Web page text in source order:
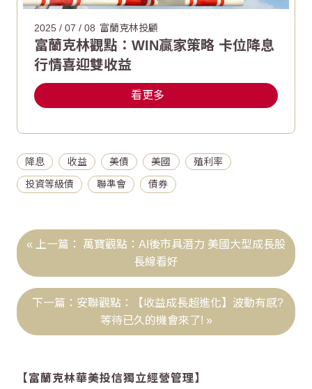
2025 / 07 / 08 富蘭克林投顧
富蘭克林觀點：WIN贏家策略 卡位降息
行情喜迎雙收益
看更多
降息 收益 美債 美國 殖利率
投資等級債 聯準會 債券
萬寶觀點：AI後市具潛力 美國大型成長股
長線看好
安聯觀點：【收益成長超進化】波動有感?
等待已久的機會來了!
【富蘭克林華美投信獨立經營管理】